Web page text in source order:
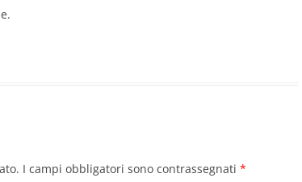
I campi obbligatori sono contrassegnati *